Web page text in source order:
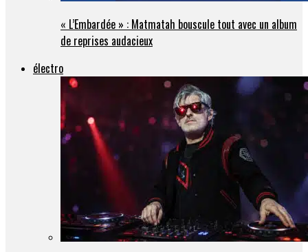
« L’Embardée » : Matmatah bouscule tout avec un album
de reprises audacieux
électro